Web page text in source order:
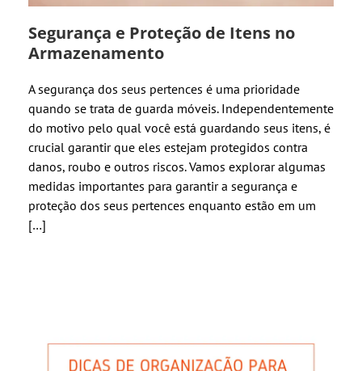
Segurança e Proteção de Itens no
Armazenamento
A segurança dos seus pertences é uma prioridade
quando se trata de guarda móveis. Independentemente
do motivo pelo qual você está guardando seus itens, é
crucial garantir que eles estejam protegidos contra
danos, roubo e outros riscos. Vamos explorar algumas
medidas importantes para garantir a segurança e
proteção dos seus pertences enquanto estão em um
[…]